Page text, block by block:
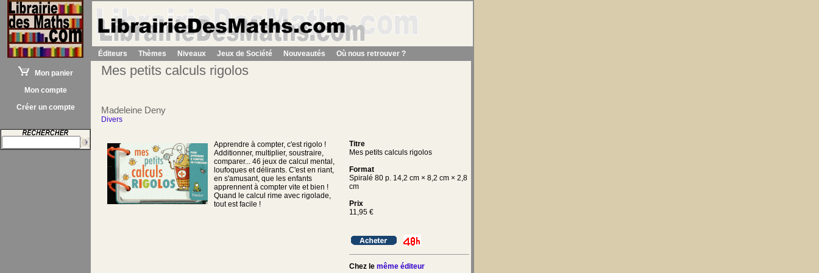
Mon panier
Mon compte
Créer un compte
Éditeurs Thèmes Niveaux Jeux de Société Nouveautés Où nous retrouver ?
Mes petits calculs rigolos
Madeleine Deny
Divers
Apprendre à compter, c'est rigolo !
Additionner, multiplier, soustraire,
comparer... 46 jeux de calcul mental,
loufoques et délirants. C'est en riant,
en s'amusant, que les enfants
apprennent à compter vite et bien !
Quand le calcul rime avec rigolade,
tout est facile !
Titre
Mes petits calculs rigolos
Format
Spiralé 80 p. 14,2 cm × 8,2 cm × 2,8
cm
Prix
11,95 €
Chez le même éditeur